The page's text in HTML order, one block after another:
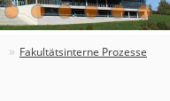
Fakultätsinterne Prozesse